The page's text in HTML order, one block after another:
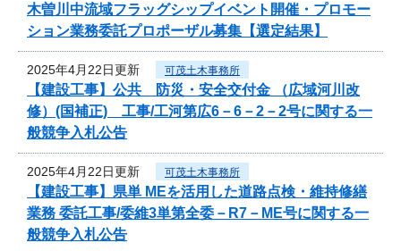
木曽川中流域フラッグシップイベント開催・プロモー
ション業務委託プロポーザル募集【選定結果】
2025年4月22日更新 可茂土木事務所
【建設工事】公共 防災・安全交付金 （広域河川改
修）(国補正) 工事/工河第広6－6－2－2号に関する一
般競争入札公告
2025年4月22日更新 可茂土木事務所
【建設工事】県単 MEを活用した道路点検・維持修繕
業務 委託工事/委維3単第全委－R7－ME号に関する一
般競争入札公告